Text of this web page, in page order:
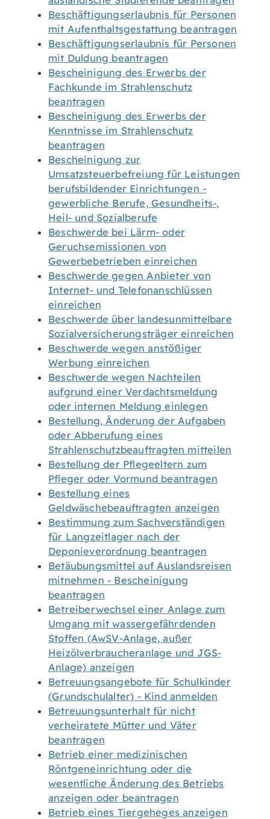
Beschäftigungserlaubnis für Personen
mit Aufenthaltsgestattung beantragen
Beschäftigungserlaubnis für Personen
mit Duldung beantragen
Bescheinigung des Erwerbs der
Fachkunde im Strahlenschutz
beantragen
Bescheinigung des Erwerbs der
Kenntnisse im Strahlenschutz
beantragen
Bescheinigung zur
Umsatzsteuerbefreiung für Leistungen
berufsbildender Einrichtungen -
gewerbliche Berufe, Gesundheits-,
Heil- und Sozialberufe
Beschwerde bei Lärm- oder
Geruchsemissionen von
Gewerbebetrieben einreichen
Beschwerde gegen Anbieter von
Internet- und Telefonanschlüssen
einreichen
Beschwerde über landesunmittelbare
Sozialversicherungsträger einreichen
Beschwerde wegen anstößiger
Werbung einreichen
Beschwerde wegen Nachteilen
aufgrund einer Verdachtsmeldung
oder internen Meldung einlegen
Bestellung, Änderung der Aufgaben
oder Abberufung eines
Strahlenschutzbeauftragten mitteilen
Bestellung der Pflegeeltern zum
Pfleger oder Vormund beantragen
Bestellung eines
Geldwäschebeauftragten anzeigen
Bestimmung zum Sachverständigen
für Langzeitlager nach der
Deponieverordnung beantragen
Betäubungsmittel auf Auslandsreisen
mitnehmen - Bescheinigung
beantragen
Betreiberwechsel einer Anlage zum
Umgang mit wassergefährdenden
Stoffen (AwSV-Anlage, außer
Heizölverbraucheranlage und JGS-
Anlage) anzeigen
Betreuungsangebote für Schulkinder
(Grundschulalter) - Kind anmelden
Betreuungsunterhalt für nicht
verheiratete Mütter und Väter
beantragen
Betrieb einer medizinischen
Röntgeneinrichtung oder die
wesentliche Änderung des Betriebs
anzeigen oder beantragen
Betrieb eines Tiergeheges anzeigen